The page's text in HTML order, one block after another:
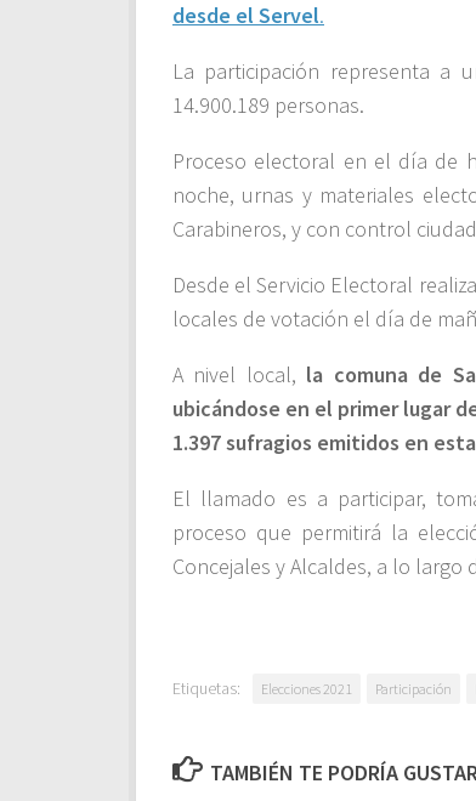
desde el Servel.
La participación representa a
14.900.189 personas.
Proceso electoral en el día de
noche, urnas y materiales
Carabineros, y con control
Desde el Servicio Electoral
locales de votación el día de
A nivel local, la comuna de
ubicándose en el primer lugar
1.397 sufragios emitidos en
El llamado es a participar,
proceso que permitirá la
Concejales y Alcaldes, a lo largo
Etiquetas: Elecciones 2021 Participación
TAMBIÉN TE PODRÍA